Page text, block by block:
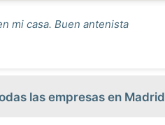
mi casa. Buen antenista
las empresas en Madrid